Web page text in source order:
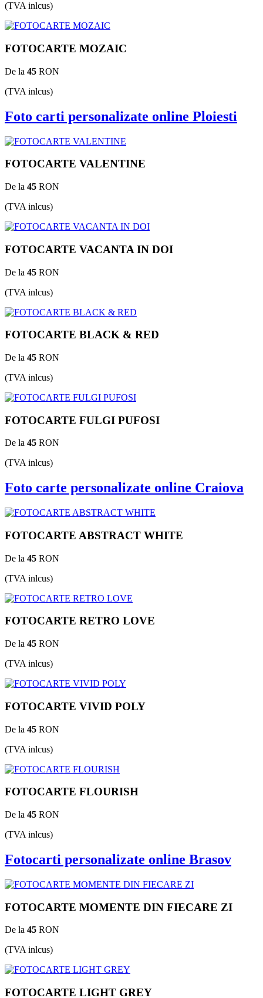
(TVA inlcus)
FOTOCARTE MOZAIC
De la 45 RON
(TVA inlcus)
Foto carti personalizate online Ploiesti
FOTOCARTE VALENTINE
De la 45 RON
(TVA inlcus)
FOTOCARTE VACANTA IN DOI
De la 45 RON
(TVA inlcus)
FOTOCARTE BLACK & RED
De la 45 RON
(TVA inlcus)
FOTOCARTE FULGI PUFOSI
De la 45 RON
(TVA inlcus)
Foto carte personalizate online Craiova
FOTOCARTE ABSTRACT WHITE
De la 45 RON
(TVA inlcus)
FOTOCARTE RETRO LOVE
De la 45 RON
(TVA inlcus)
FOTOCARTE VIVID POLY
De la 45 RON
(TVA inlcus)
FOTOCARTE FLOURISH
De la 45 RON
(TVA inlcus)
Fotocarti personalizate online Brasov
FOTOCARTE MOMENTE DIN FIECARE ZI
De la 45 RON
(TVA inlcus)
FOTOCARTE LIGHT GREY